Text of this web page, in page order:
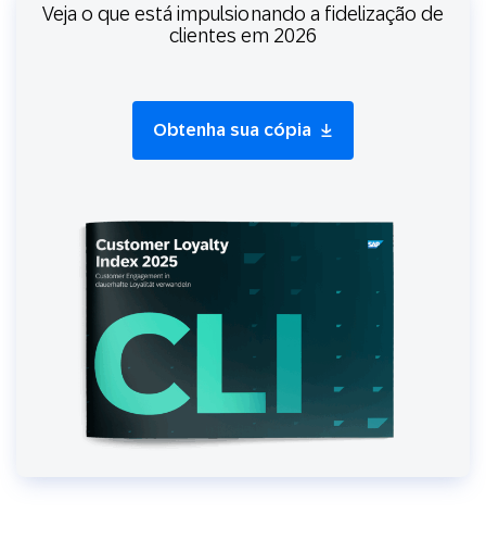
Veja o que está impulsionando a fidelização de
clientes em 2026
Obtenha sua cópia